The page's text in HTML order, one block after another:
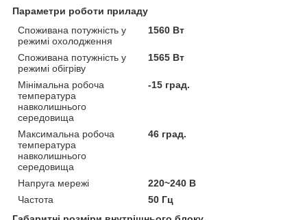
Параметри роботи приладу
Споживана потужність у
режимі охолодження
1560 Вт
Споживана потужність у
режимі обігріву
1565 Вт
Мінімальна робоча
температура
навколишнього
середовища
-15 град.
Максимальна робоча
температура
навколишнього
середовища
46 град.
Напруга мережі
220~240 В
Частота
50 Гц